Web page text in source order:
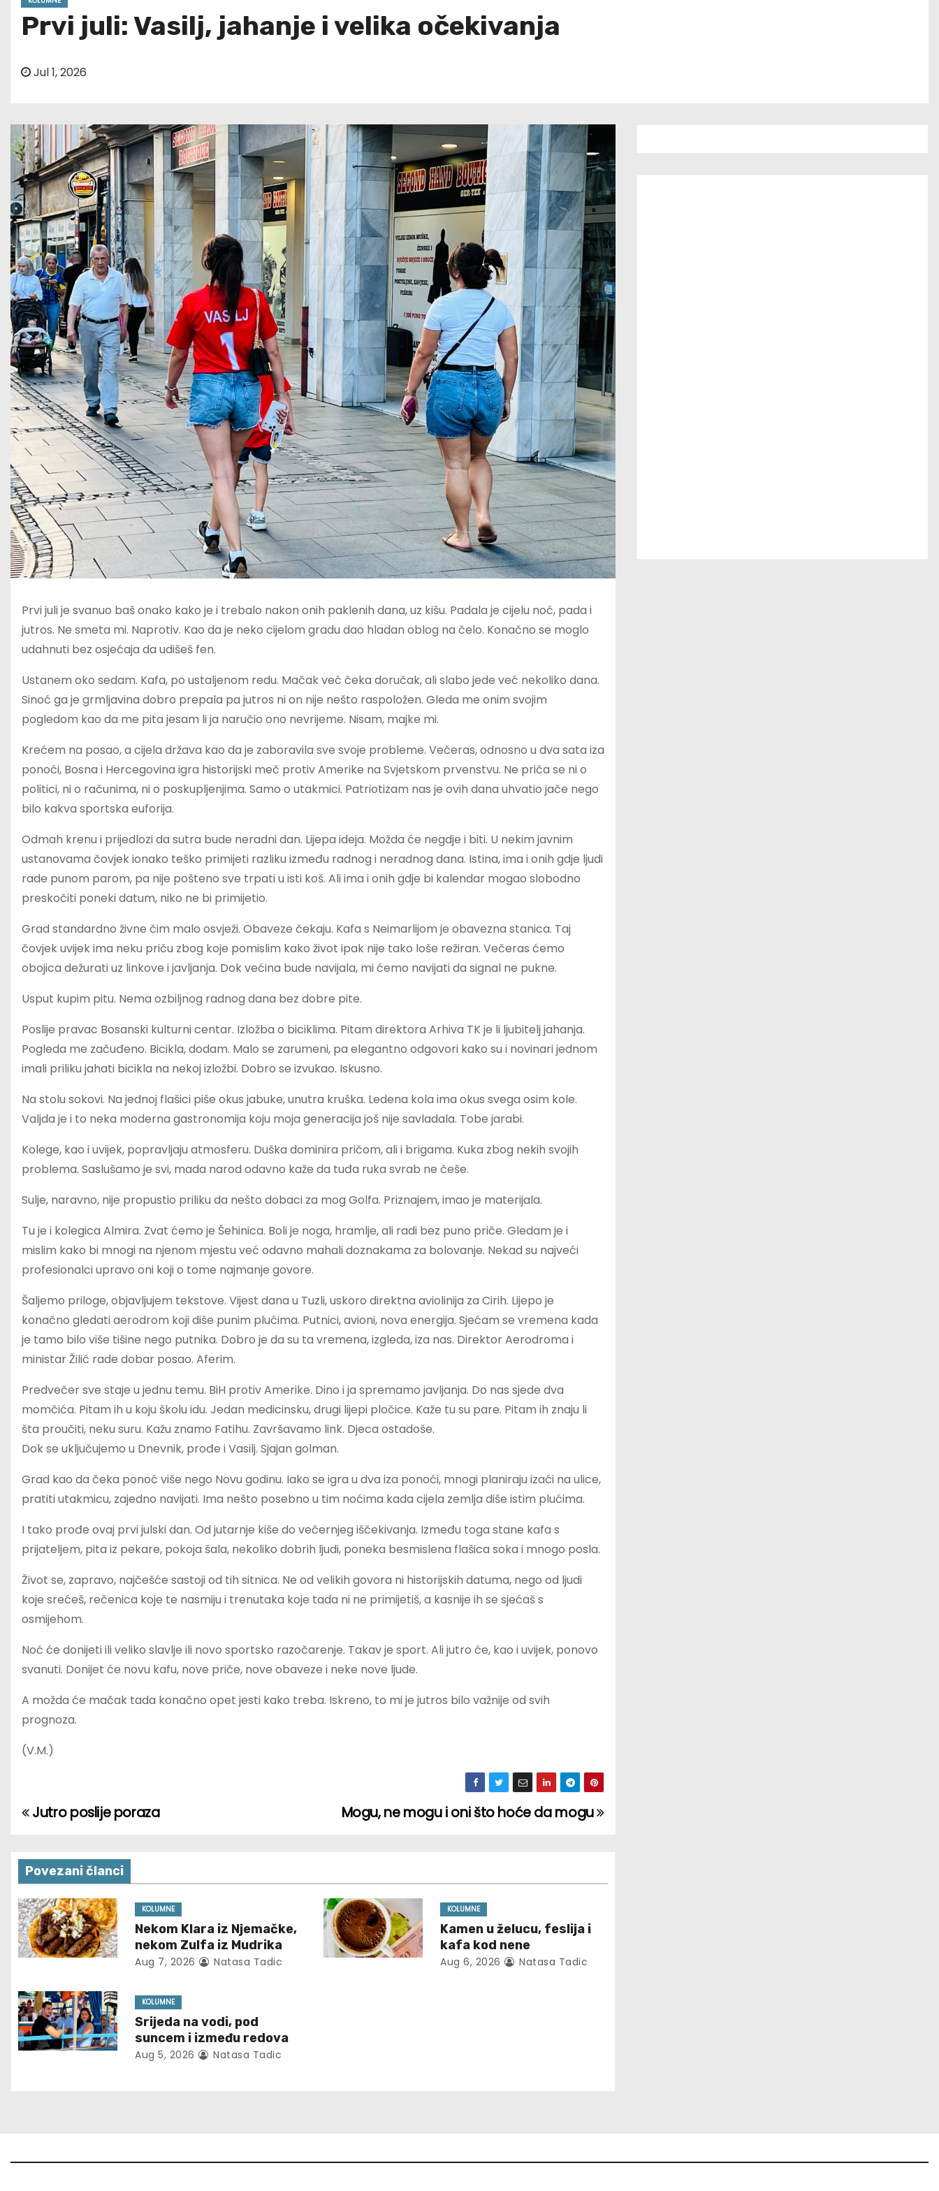
Prvi juli: Vasilj, jahanje i velika očekivanja
Jul 1, 2026
Prvi juli je svanuo baš onako kako je i trebalo nakon onih paklenih dana, uz kišu. Padala je cijelu noć, pada i
jutros. Ne smeta mi. Naprotiv. Kao da je neko cijelom gradu dao hladan oblog na čelo. Konačno se moglo
udahnuti bez osjećaja da udišeš fen.
Ustanem oko sedam. Kafa, po ustaljenom redu. Mačak već čeka doručak, ali slabo jede već nekoliko dana.
Sinoć ga je grmljavina dobro prepala pa jutros ni on nije nešto raspoložen. Gleda me onim svojim
pogledom kao da me pita jesam li ja naručio ono nevrijeme. Nisam, majke mi.
Krećem na posao, a cijela država kao da je zaboravila sve svoje probleme. Večeras, odnosno u dva sata iza
ponoći, Bosna i Hercegovina igra historijski meč protiv Amerike na Svjetskom prvenstvu. Ne priča se ni o
politici, ni o računima, ni o poskupljenjima. Samo o utakmici. Patriotizam nas je ovih dana uhvatio jače nego
bilo kakva sportska euforija.
Odmah krenu i prijedlozi da sutra bude neradni dan. Lijepa ideja. Možda će negdje i biti. U nekim javnim
ustanovama čovjek ionako teško primijeti razliku između radnog i neradnog dana. Istina, ima i onih gdje ljudi
rade punom parom, pa nije pošteno sve trpati u isti koš. Ali ima i onih gdje bi kalendar mogao slobodno
preskočiti poneki datum, niko ne bi primijetio.
Grad standardno živne čim malo osvježi. Obaveze čekaju. Kafa s Neimarlijom je obavezna stanica. Taj
čovjek uvijek ima neku priču zbog koje pomislim kako život ipak nije tako loše režiran. Večeras ćemo
obojica dežurati uz linkove i javljanja. Dok većina bude navijala, mi ćemo navijati da signal ne pukne.
Usput kupim pitu. Nema ozbiljnog radnog dana bez dobre pite.
Poslije pravac Bosanski kulturni centar. Izložba o biciklima. Pitam direktora Arhiva TK je li ljubitelj jahanja.
Pogleda me začuđeno. Bicikla, dodam. Malo se zarumeni, pa elegantno odgovori kako su i novinari jednom
imali priliku jahati bicikla na nekoj izložbi. Dobro se izvukao. Iskusno.
Na stolu sokovi. Na jednoj flašici piše okus jabuke, unutra kruška. Ledena kola ima okus svega osim kole.
Valjda je i to neka moderna gastronomija koju moja generacija još nije savladala. Tobe jarabi.
Kolege, kao i uvijek, popravljaju atmosferu. Duška dominira pričom, ali i brigama. Kuka zbog nekih svojih
problema. Saslušamo je svi, mada narod odavno kaže da tuđa ruka svrab ne češe.
Sulje, naravno, nije propustio priliku da nešto dobaci za mog Golfa. Priznajem, imao je materijala.
Tu je i kolegica Almira. Zvat ćemo je Šehinica. Boli je noga, hramlje, ali radi bez puno priče. Gledam je i
mislim kako bi mnogi na njenom mjestu već odavno mahali doznakama za bolovanje. Nekad su najveći
profesionalci upravo oni koji o tome najmanje govore.
Šaljemo priloge, objavljujem tekstove. Vijest dana u Tuzli, uskoro direktna aviolinija za Cirih. Lijepo je
konačno gledati aerodrom koji diše punim plućima. Putnici, avioni, nova energija. Sjećam se vremena kada
je tamo bilo više tišine nego putnika. Dobro je da su ta vremena, izgleda, iza nas. Direktor Aerodroma i
ministar Žilić rade dobar posao. Aferim.
Predvečer sve staje u jednu temu. BiH protiv Amerike. Dino i ja spremamo javljanja. Do nas sjede dva
momčića. Pitam ih u koju školu idu. Jedan medicinsku, drugi lijepi pločice. Kaže tu su pare. Pitam ih znaju li
šta proučiti, neku suru. Kažu znamo Fatihu. Završavamo link. Djeca ostadoše.
Dok se uključujemo u Dnevnik, prođe i Vasilj. Sjajan golman.
Grad kao da čeka ponoć više nego Novu godinu. Iako se igra u dva iza ponoći, mnogi planiraju izaći na ulice,
pratiti utakmicu, zajedno navijati. Ima nešto posebno u tim noćima kada cijela zemlja diše istim plućima.
I tako prođe ovaj prvi julski dan. Od jutarnje kiše do večernjeg iščekivanja. Između toga stane kafa s
prijateljem, pita iz pekare, pokoja šala, nekoliko dobrih ljudi, poneka besmislena flašica soka i mnogo posla.
Život se, zapravo, najčešće sastoji od tih sitnica. Ne od velikih govora ni historijskih datuma, nego od ljudi
koje srećeš, rečenica koje te nasmiju i trenutaka koje tada ni ne primijetiš, a kasnije ih se sjećaš s
osmijehom.
Noć će donijeti ili veliko slavlje ili novo sportsko razočarenje. Takav je sport. Ali jutro će, kao i uvijek, ponovo
svanuti. Donijet će novu kafu, nove priče, nove obaveze i neke nove ljude.
A možda će mačak tada konačno opet jesti kako treba. Iskreno, to mi je jutros bilo važnije od svih
prognoza.
(V.M.)
P
s
t
n
a
v
i
g
o
Mogu, ne mogu i oni što hoće da mogu
Jutro poslije poraza
Povezani članci
KOLUMNE
Nekom Klara iz Njemačke,
nekom Zulfa iz Mudrika
Aug 7, 2026 Natasa Tadic
KOLUMNE
Kamen u želucu, feslija i
kafa kod nene
Aug 6, 2026 Natasa Tadic
KOLUMNE
Srijeda na vodi, pod
suncem i između redova
Aug 5, 2026 Natasa Tadic